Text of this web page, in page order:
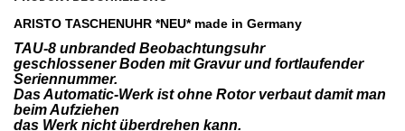
ARISTO TASCHENUHR *NEU* made in Germany
TAU-8 unbranded Beobachtungsuhr
geschlossener Boden mit Gravur und fortlaufender
Seriennummer.
Das Automatic-Werk ist ohne Rotor verbaut damit man
beim Aufziehen
das Werk nicht überdrehen kann.